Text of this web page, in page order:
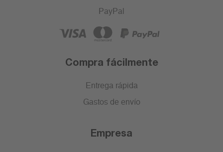
PayPal
Compra fácilmente
Entrega rápida
Gastos de envío
Empresa